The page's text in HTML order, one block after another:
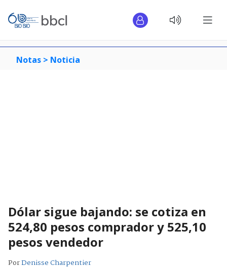
Notas > Noticia
Dólar sigue bajando: se cotiza en
524,80 pesos comprador y 525,10
pesos vendedor
PorDenisse Charpentier